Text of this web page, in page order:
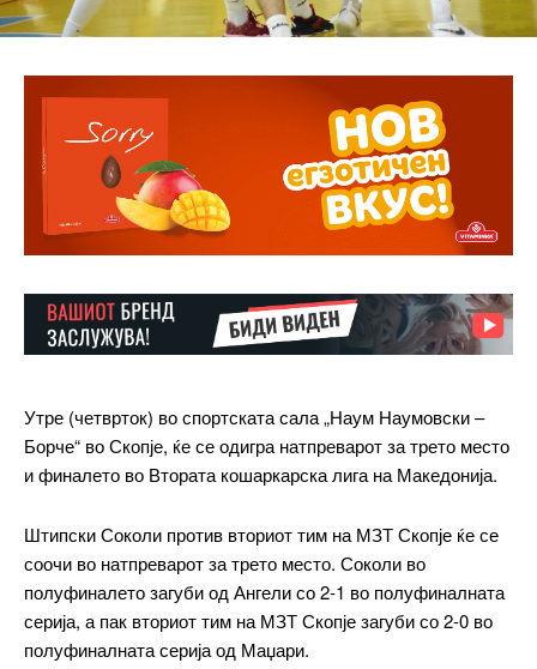
Утре (четврток) во спортската сала „Наум Наумовски –
Борче“ во Скопје, ќе се одигра натпреварот за трето место
и финалето во Втората кошаркарска лига на Македонија.
Штипски Соколи против вториот тим на МЗТ Скопје ќе се
соочи во натпреварот за трето место. Соколи во
полуфиналето загуби од Ангели со 2-1 во полуфиналната
серија, а пак вториот тим на МЗТ Скопје загуби со 2-0 во
полуфиналната серија од Маџари.